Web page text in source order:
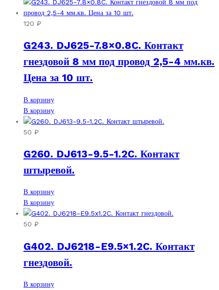
120 ₽
G243. DJ625-7.8×0.8C. Контакт
гнездовой 8 мм под провод 2,5-4 мм.кв.
Цена за 10 шт.
В корзину
В корзину
50 ₽
G260. DJ613-9.5-1.2C. Контакт
штыревой.
В корзину
В корзину
50 ₽
G402. DJ6218-E9.5×1.2C. Контакт
гнездовой.
В корзину